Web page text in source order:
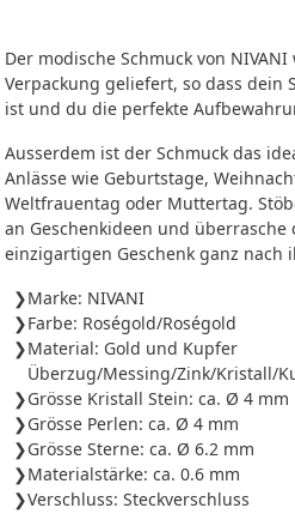
Der modische Schmuck von
Verpackung geliefert, so dass dein
ist und du die perfekte
Ausserdem ist der Schmuck das
Anlässe wie Geburtstage,
Weltfrauentag oder Muttertag.
an Geschenkideen und
einzigartigen Geschenk ganz nach
Marke: NIVANI
Farbe: Roségold/Roségold
Material: Gold und Kupfer
Überzug/Messing/Zink/Kristall/
Grösse Kristall Stein: ca. Ø 4 mm
Grösse Perlen: ca. Ø 4 mm
Grösse Sterne: ca. Ø 6.2 mm
Materialstärke: ca. 0.6 mm
Verschluss: Steckverschluss